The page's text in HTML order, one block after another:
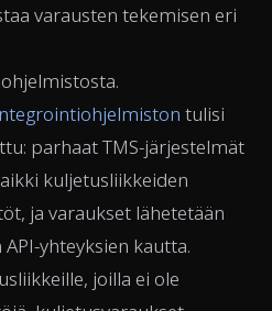
varausten tekemisen eri
tulisi
parhaat TMS-järjestelmät
kuljetusliikkeiden
ja varaukset lähetetään
yhteyksien kautta.
joilla ei ole